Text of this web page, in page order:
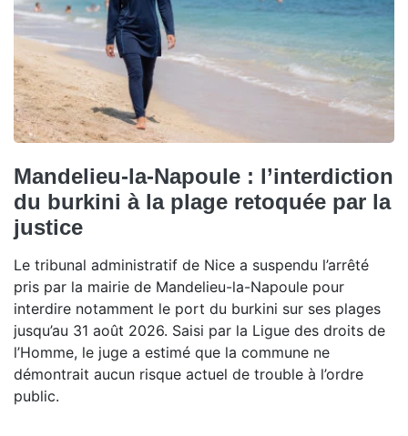
Mandelieu-la-Napoule : l’interdiction
du burkini à la plage retoquée par la
justice
Le tribunal administratif de Nice a suspendu l’arrêté
pris par la mairie de Mandelieu-la-Napoule pour
interdire notamment le port du burkini sur ses plages
jusqu’au 31 août 2026. Saisi par la Ligue des droits de
l’Homme, le juge a estimé que la commune ne
démontrait aucun risque actuel de trouble à l’ordre
public.